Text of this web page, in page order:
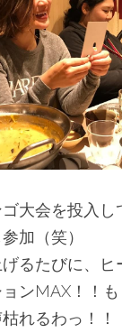
大会を投入し
加（笑）
るたびに、ヒ
ンMAX！！
れるわっ！！